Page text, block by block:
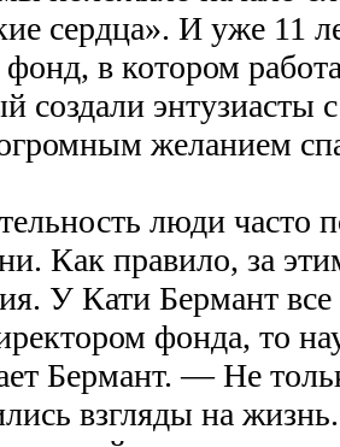
сердца». И уже 11
в котором
создали энтузиасты
желанием
люди часто
Как правило, за
У Кати Бермант
фонда, то
Бермант. — Не
взгляды на